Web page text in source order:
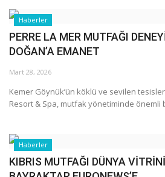
Haberler
PERRE LA MER MUTFAĞI
DOĞAN’A EMANET
Mart 28, 2026
Kemer Göynük’ün köklü ve sevilen
Resort & Spa, mutfak yönetiminde önemli
Haberler
KIBRIS MUTFAĞI DÜNYA